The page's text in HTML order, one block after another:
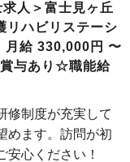
人＞富士見ヶ丘
リハビリステーシ
月給 330,000円 〜
与あり☆職能給
修制度が充実して
めます。訪問が初
心ください！